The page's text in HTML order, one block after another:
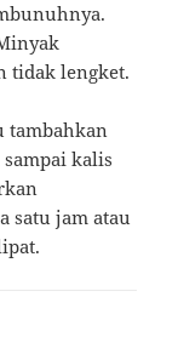
tidak lengket.
tambahkan
kalis
satu jam atau